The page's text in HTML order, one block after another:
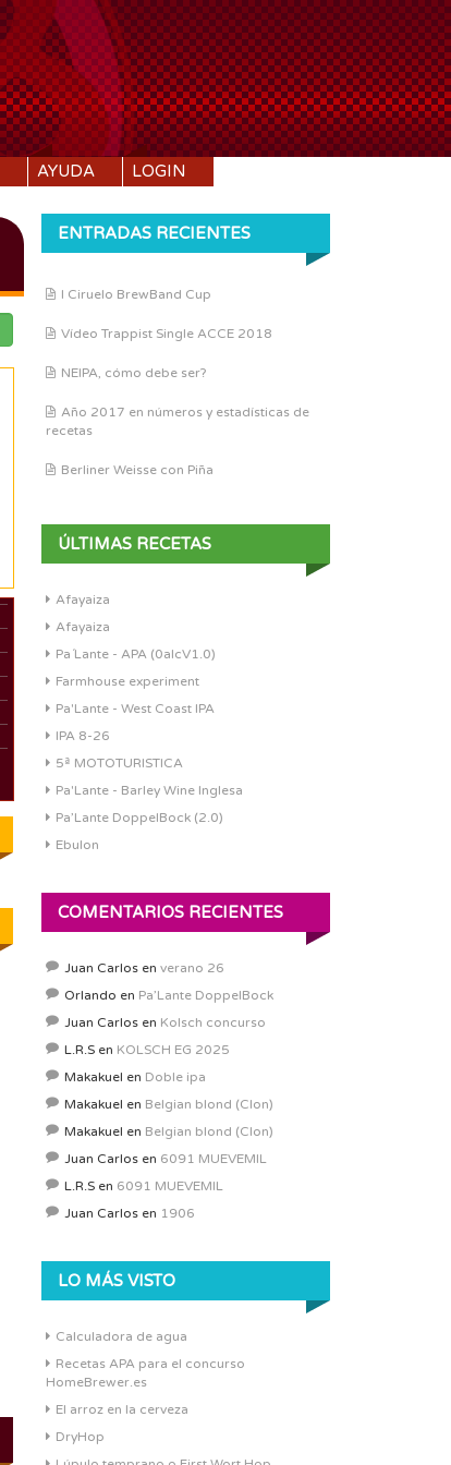
AYUDA LOGIN
ENTRADAS RECIENTES
I Ciruelo BrewBand Cup
Vídeo Trappist Single ACCE 2018
NEIPA, cómo debe ser?
Año 2017 en números y estadísticas de
recetas
Berliner Weisse con Piña
ÚLTIMAS RECETAS
Afayaiza
Afayaiza
Pa´Lante - APA (0alcV1.0)
Farmhouse experiment
Pa'Lante - West Coast IPA
IPA 8-26
5ª MOTOTURISTICA
Pa'Lante - Barley Wine Inglesa
Pa’Lante DoppelBock (2.0)
Ebulon
COMENTARIOS RECIENTES
Juan Carlos en verano 26
Orlando en Pa’Lante DoppelBock
Juan Carlos en Kolsch concurso
L.R.S en KOLSCH EG 2025
Makakuel en Doble ipa
Makakuel en Belgian blond (Clon)
Makakuel en Belgian blond (Clon)
Juan Carlos en 6091 MUEVEMIL
L.R.S en 6091 MUEVEMIL
Juan Carlos en 1906
LO MÁS VISTO
Calculadora de agua
Recetas APA para el concurso
HomeBrewer.es
El arroz en la cerveza
DryHop